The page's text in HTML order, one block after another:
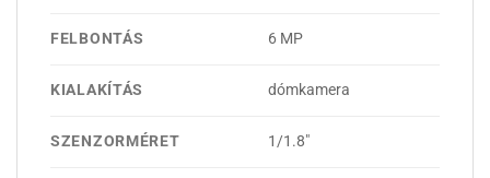
FELBONTÁS 6 MP
KIALAKÍTÁS dómkamera
SZENZORMÉRET 1/1.8"